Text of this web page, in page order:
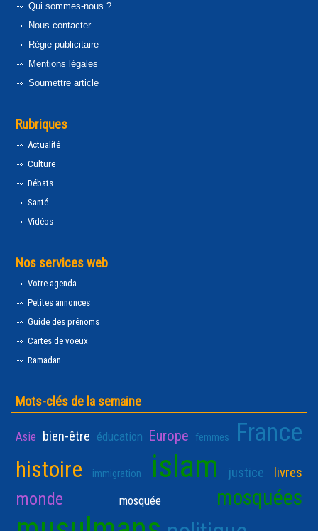
Qui sommes-nous ?
Nous contacter
Régie publicitaire
Mentions légales
Soumettre article
Rubriques
Actualité
Culture
Débats
Santé
Vidéos
Nos services web
Votre agenda
Petites annonces
Guide des prénoms
Cartes de voeux
Ramadan
Mots-clés de la semaine
Asie bien-être éducation Europe femmes France
histoire immigration islam justice livres
monde mosquée mosquées